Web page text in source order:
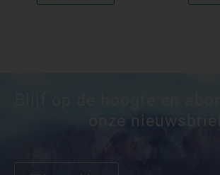
onze nieuwsbrief: